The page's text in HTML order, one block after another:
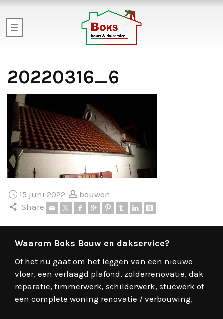
20220316_6
15 juni 2022
bouwen
Share
Waarom Boks Bouw en dakservice?
Of het nu gaat om het leggen van een nieuwe
vloer, een verlaagd plafond, zolderrenovatie, dak
reparatie, timmerwerk, schilderwerk, stucwerk of
een complete woning renovatie / verbouwing,